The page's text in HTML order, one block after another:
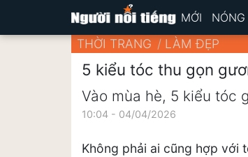
MỚI NÓNG
THỜI TRANG LÀM ĐẸP
5 kiểu tóc thu gọn
Vào mùa hè, 5 kiểu tóc
10:04 - 04/04/2026
Không phải ai cũng hợp với